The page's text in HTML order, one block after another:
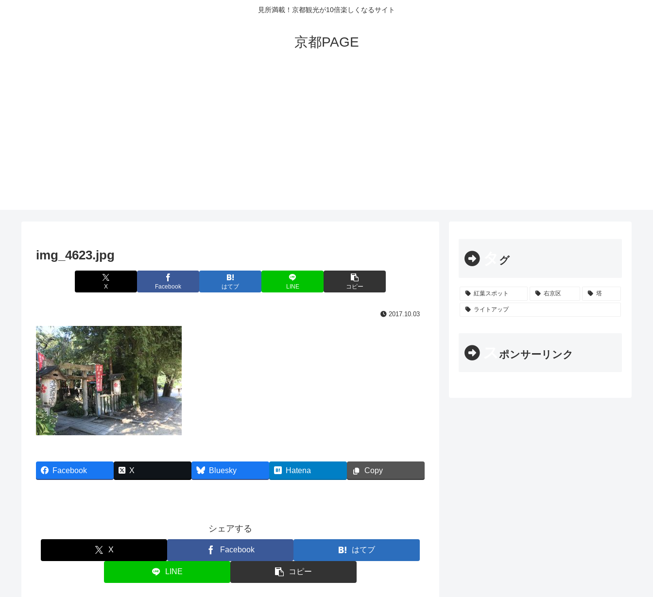
見所満載！京都観光が10倍楽しくなるサイト
京都PAGE
img_4623.jpg
X Facebook はてブ LINE コピー
2017.10.03
Facebook X Bluesky Hatena Copy
シェアする
X Facebook はてブ
LINE コピー
グ
紅葉スポット 右京区 塔
ライトアップ
ポンサーリンク